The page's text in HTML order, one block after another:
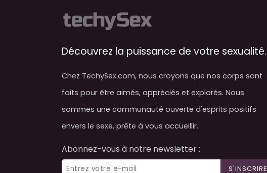
Découvrez la puissance de votre sexualité.
Chez TechySex.com, nous croyons que nos corps sont
faits pour être aimés, appréciés et explorés. Nous
sommes une communauté ouverte d'esprits positifs
envers le sexe, prête à vous accueillir.
Abonnez-vous à notre newsletter :
S'INSCRIRE